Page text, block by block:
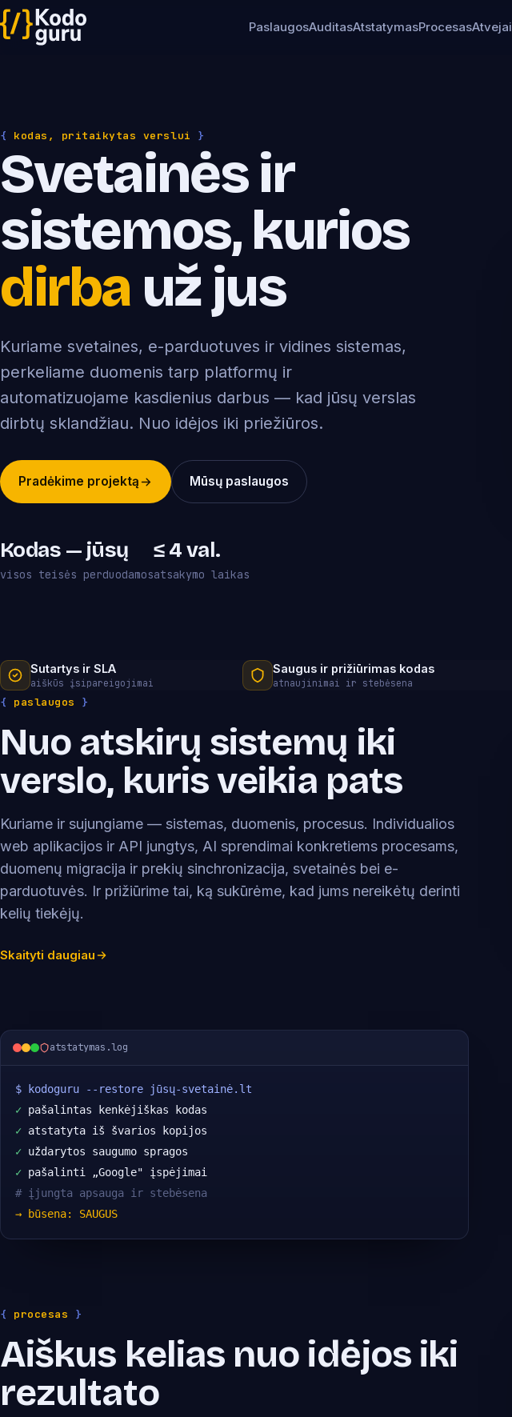
PaslaugosAuditasAtstatymasProcesasAtvejai
{ kodas, pritaikytas verslui }
Svetainės ir
sistemos, kurios
dirba už jus
Kuriame svetaines, e-parduotuves ir vidines sistemas,
perkeliame duomenis tarp platformų ir
automatizuojame kasdienius darbus — kad jūsų verslas
dirbtų sklandžiau. Nuo idėjos iki priežiūros.
Pradėkime projektą Mūsų paslaugos
Kodas — jūsų
visos teisės perduodamos
≤ 4 val.
atsakymo laikas
Sutartys ir SLA
aiškūs įsipareigojimai
Saugus ir prižiūrimas kodas
atnaujinimai ir stebėsena
{ paslaugos }
Nuo atskirų sistemų iki
verslo, kuris veikia pats
Kuriame ir sujungiame — sistemas, duomenis, procesus. Individualios
web aplikacijos ir API jungtys, AI sprendimai konkretiems procesams,
duomenų migracija ir prekių sinchronizacija, svetainės bei e-
parduotuvės. Ir prižiūrime tai, ką sukūrėme, kad jums nereikėtų derinti
kelių tiekėjų.
Skaityti daugiau
atstatymas.log
$ kodoguru --restore jūsų-svetainė.lt
✓ pašalintas kenkėjiškas kodas
✓ atstatyta iš švarios kopijos
✓ uždarytos saugumo spragos
✓ pašalinti „Google" įspėjimai
# įjungta apsauga ir stebėsena
→ būsena: SAUGUS
{ procesas }
Aiškus kelias nuo idėjos iki
rezultato